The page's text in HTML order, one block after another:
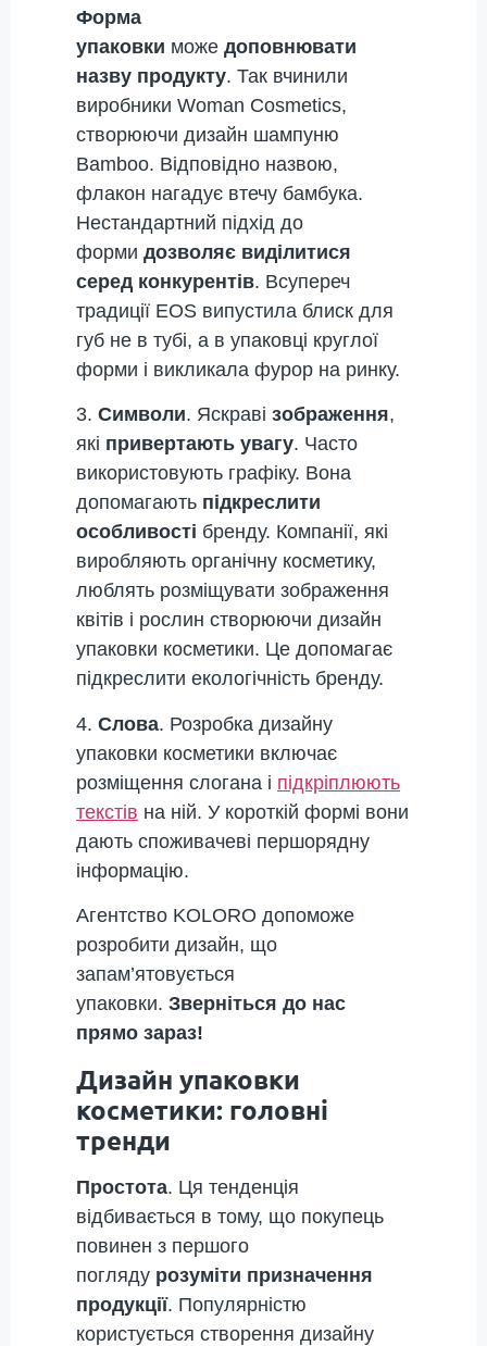
Форма
упаковки може доповнювати
назву продукту. Так вчинили
виробники Woman Cosmetics,
створюючи дизайн шампуню
Bamboo. Відповідно назвою,
флакон нагадує втечу бамбука.
Нестандартний підхід до
форми дозволяє виділитися
серед конкурентів. Всупереч
традиції EOS випустила блиск для
губ не в тубі, а в упаковці круглої
форми і викликала фурор на ринку.
3. Символи. Яскраві зображення,
які привертають увагу. Часто
використовують графіку. Вона
допомагають підкреслити
особливості бренду. Компанії, які
виробляють органічну косметику,
люблять розміщувати зображення
квітів і рослин створюючи дизайн
упаковки косметики. Це допомагає
підкреслити екологічність бренду.
4. Слова. Розробка дизайну
упаковки косметики включає
розміщення слогана і підкріплюють
текстів на ній. У короткій формі вони
дають споживачеві першорядну
інформацію.
Агентство KOLORO допоможе
розробити дизайн, що
запам’ятовується
упаковки. Зверніться до нас
прямо зараз!
Дизайн упаковки
косметики: головні
тренди
Простота. Ця тенденція
відбивається в тому, що покупець
повинен з першого
погляду розуміти призначення
продукції. Популярністю
користується створення дизайну